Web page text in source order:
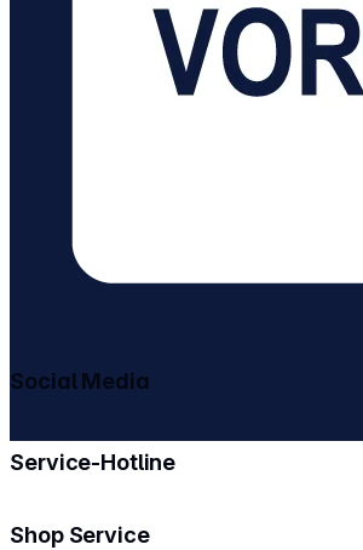
Service-Hotline
Shop Service
Social Media